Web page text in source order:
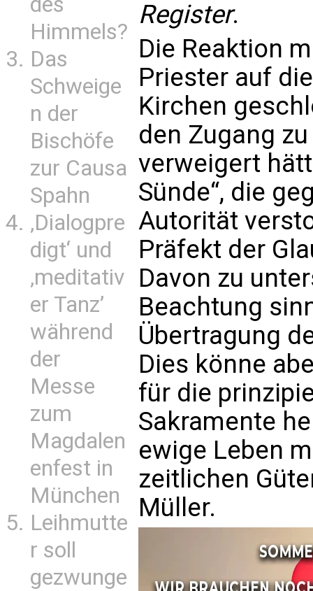
Himmels?
Das
Schweige
n der
Bischöfe
zur Causa
Spahn
‚Dialogpre
digt‘ und
‚meditativ
er Tanz’
während
der
Messe
zum
Magdalen
enfest in
München
Leihmutte
r soll
gezwunge
Register.
Die Reaktion
Priester auf
Kirchen
den Zugang
verweigert
Sünde“, die
Autorität
Präfekt der
Davon zu
Beachtung
Übertragung
Dies könne
für die
Sakramente
ewige Leben
zeitlichen
Müller.